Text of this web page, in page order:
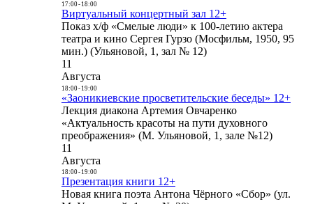
17:00- 18:00
Виртуальный концертный зал 12+
Показ х/ф «Смелые люди» к 100-летию актера
театра и кино Сергея Гурзо (Мосфильм, 1950, 95
мин.) (Ульяновой, 1, зал № 12)
11
Августа
18:00- 19:00
«Заоникиевские просветительские беседы» 12+
Лекция диакона Артемия Овчаренко
«Актуальность красоты на пути духовного
преображения» (М. Ульяновой, 1, зале №12)
11
Августа
18:00- 19:00
Презентация книги 12+
Новая книга поэта Антона Чёрного «Сбор» (ул.